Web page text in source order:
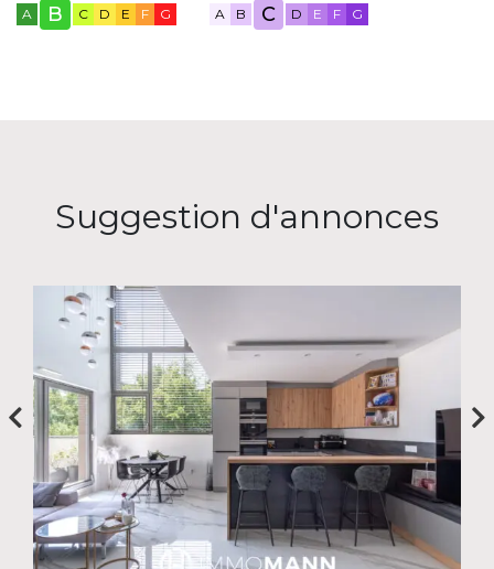
A B C D E F G A B C D E F G
Suggestion d'annonces